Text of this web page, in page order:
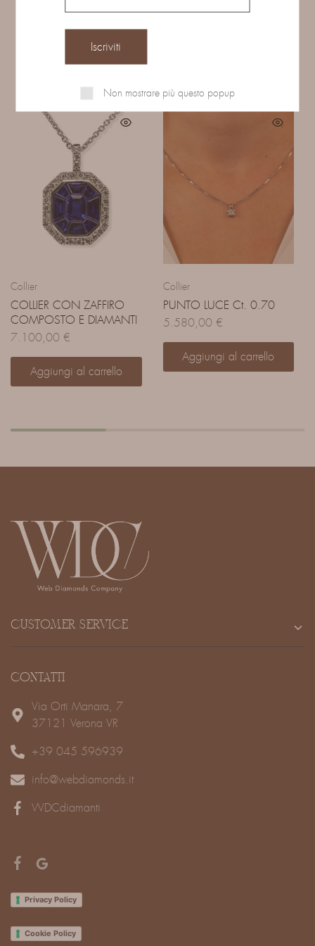
Prodotti correlati
Collier
COLLIER CON ZAFFIRO
COMPOSTO E DIAMANTI
7.100,00 €
Aggiungi al carrello
Collier
PUNTO LUCE Ct. 0.70
5.580,00 €
Aggiungi al carrello
CUSTOMER SERVICE
CONTATTI
Via Orti Manara, 7
37121 Verona VR
+39 045 596939
info@webdiamonds.it
WDCdiamanti
Privacy Policy
Cookie Policy
Non mostrare più questo popup